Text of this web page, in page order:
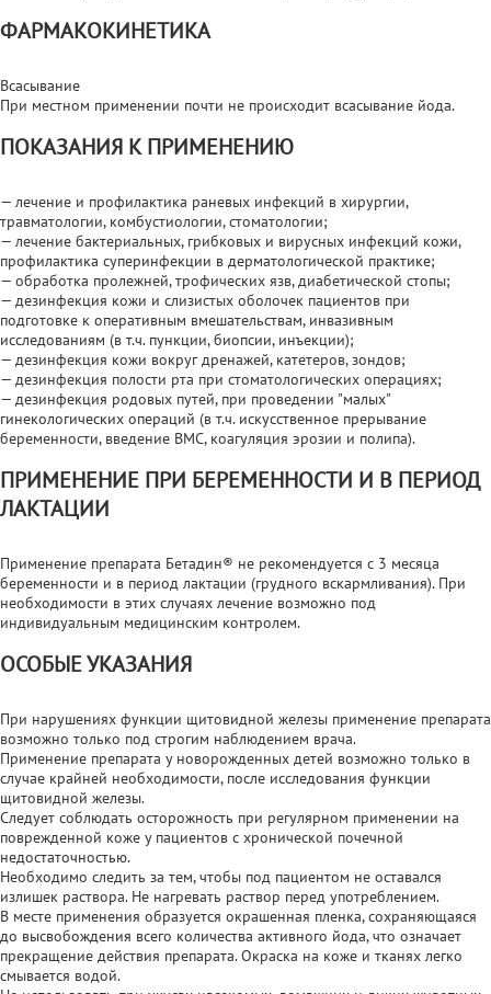
ФАРМАКОКИНЕТИКА
Всасывание
При местном применении почти не происходит всасывание йода.
ПОКАЗАНИЯ К ПРИМЕНЕНИЮ
— лечение и профилактика раневых инфекций в хирургии,
травматологии, комбустиологии, стоматологии;
— лечение бактериальных, грибковых и вирусных инфекций кожи,
профилактика суперинфекции в дерматологической практике;
— обработка пролежней, трофических язв, диабетической стопы;
— дезинфекция кожи и слизистых оболочек пациентов при
подготовке к оперативным вмешательствам, инвазивным
исследованиям (в т.ч. пункции, биопсии, инъекции);
— дезинфекция кожи вокруг дренажей, катетеров, зондов;
— дезинфекция полости рта при стоматологических операциях;
— дезинфекция родовых путей, при проведении "малых"
гинекологических операций (в т.ч. искусственное прерывание
беременности, введение ВМС, коагуляция эрозии и полипа).
ПРИМЕНЕНИЕ ПРИ БЕРЕМЕННОСТИ И В ПЕРИОД
ЛАКТАЦИИ
Применение препарата Бетадин® не рекомендуется с 3 месяца
беременности и в период лактации (грудного вскармливания). При
необходимости в этих случаях лечение возможно под
индивидуальным медицинским контролем.
ОСОБЫЕ УКАЗАНИЯ
При нарушениях функции щитовидной железы применение препарата
возможно только под строгим наблюдением врача.
Применение препарата у новорожденных детей возможно только в
случае крайней необходимости, после исследования функции
щитовидной железы.
Следует соблюдать осторожность при регулярном применении на
поврежденной коже у пациентов с хронической почечной
недостаточностью.
Необходимо следить за тем, чтобы под пациентом не оставался
излишек раствора. Не нагревать раствор перед употреблением.
В месте применения образуется окрашенная пленка, сохраняющаяся
до высвобождения всего количества активного йода, что означает
прекращение действия препарата. Окраска на коже и тканях легко
смывается водой.